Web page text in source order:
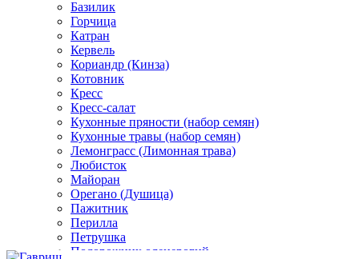
Базилик
Горчица
Катран
Кервель
Кориандр (Кинза)
Котовник
Кресс
Кресс-салат
Кухонные пряности (набор семян)
Кухонные травы (набор семян)
Лемонграсс (Лимонная трава)
Любисток
Майоран
Орегано (Душица)
Пажитник
Перилла
Петрушка
Подорожник оленерогий